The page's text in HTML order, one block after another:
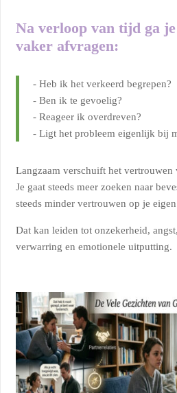
Na verloop van tijd ga je
vaker afvragen:
- Heb ik het verkeerd begrepen?
- Ben ik te gevoelig?
- Reageer ik overdreven?
- Ligt het probleem eigenlijk bij
Langzaam verschuift het vertrouwen
Je gaat steeds meer zoeken naar
steeds minder vertrouwen op je
Dat kan leiden tot onzekerheid,
verwarring en emotionele uitputting.